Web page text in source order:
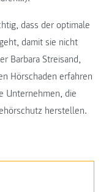
dass der optimale
damit sie nicht
Barbara Streisand,
Hörschaden erfahren
Unternehmen, die
herstellen.